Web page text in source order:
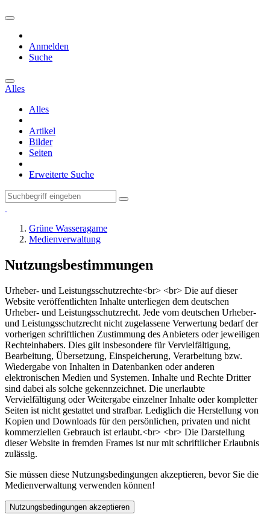
Anmelden
Suche
Alles
Alles
Artikel
Bilder
Seiten
Erweiterte Suche
Grüne Wasseragame
Medienverwaltung
Nutzungsbestimmungen
Urheber- und Leistungsschutzrechte<br> <br> Die auf dieser
Website veröffentlichten Inhalte unterliegen dem deutschen
Urheber- und Leistungsschutzrecht. Jede vom deutschen Urheber-
und Leistungsschutzrecht nicht zugelassene Verwertung bedarf der
vorherigen schriftlichen Zustimmung des Anbieters oder jeweiligen
Rechteinhabers. Dies gilt insbesondere für Vervielfältigung,
Bearbeitung, Übersetzung, Einspeicherung, Verarbeitung bzw.
Wiedergabe von Inhalten in Datenbanken oder anderen
elektronischen Medien und Systemen. Inhalte und Rechte Dritter
sind dabei als solche gekennzeichnet. Die unerlaubte
Vervielfältigung oder Weitergabe einzelner Inhalte oder kompletter
Seiten ist nicht gestattet und strafbar. Lediglich die Herstellung von
Kopien und Downloads für den persönlichen, privaten und nicht
kommerziellen Gebrauch ist erlaubt.<br> <br> Die Darstellung
dieser Website in fremden Frames ist nur mit schriftlicher Erlaubnis
zulässig.
Sie müssen diese Nutzungsbedingungen akzeptieren, bevor Sie die
Medienverwaltung verwenden können!